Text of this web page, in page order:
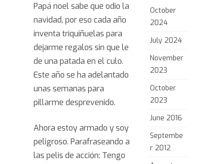
y
Papá noel sabe que odio la
navidad, por eso cada año
inventa triquiñuelas para
dejarme regalos sin que le
de una patada en el culo.
Este año se ha adelantado
unas semanas para
pillarme desprevenido.
Ahora estoy armado y soy
peligroso. Parafraseando a
las pelis de acción: Tengo
October
2024
July 2024
November
2023
October
2023
June 2016
Septembe
r 2012